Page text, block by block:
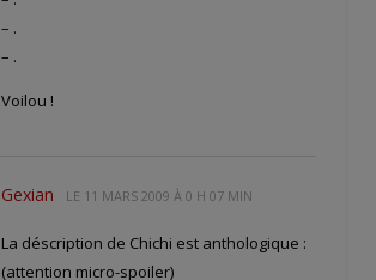
– .
– .
Voilou !
Gexian LE 11 MARS 2009 À 0 H 07 MIN
La déscription de Chichi est anthologique :
(attention micro-spoiler)